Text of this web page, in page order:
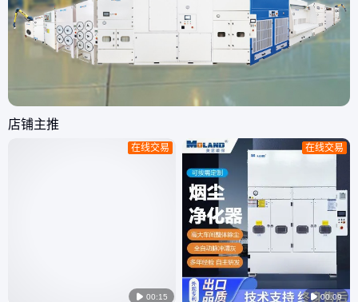
店铺主推
 00:15
在线交易
 00:09
在线交易